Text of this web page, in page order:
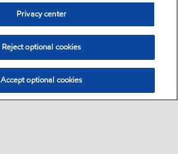
Privacy center
Reject optional cookies
Accept optional cookies